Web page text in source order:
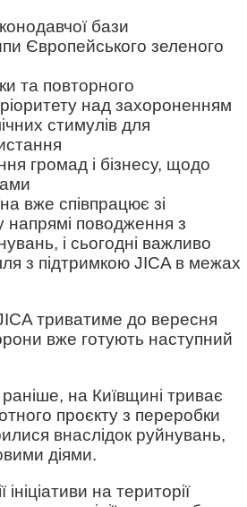
бази
Європейського зеленого
та повторного
над захороненням
стимулів для
громад і бізнесу, щодо
вже співпрацює зі
напрямі поводження з
і сьогодні важливо
з підтримкою JICA в межах
триватиме до вересня
вже готують наступний
на Київщині триває
проєкту з переробки
внаслідок руйнувань,
діями.
на території